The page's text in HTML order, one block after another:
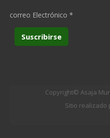
correo Electrónico *
Copyright© Asaja
Sitio realizado